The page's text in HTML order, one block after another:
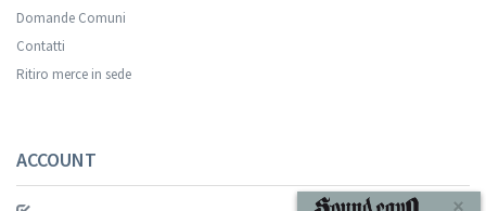
Domande Comuni
Contatti
Ritiro merce in sede
ACCOUNT